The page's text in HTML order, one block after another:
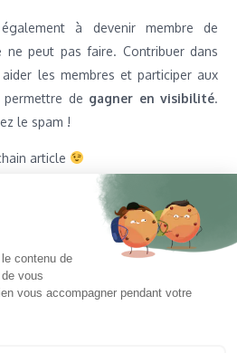
à devenir membre de
ne peut pas faire. Contribuer dans
les membres et participer aux
permettre de gagner en visibilité.
le spam !
article
sociaux, n’oubliez pas de
gratuit pour commencer sur
contenu de
vous
vous accompagner pendant votre